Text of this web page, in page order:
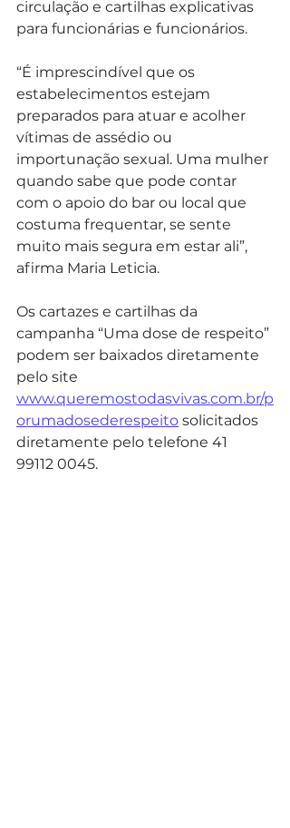
circulação e cartilhas explicativas
para funcionárias e funcionários.
“É imprescindível que os
estabelecimentos estejam
preparados para atuar e acolher
vítimas de assédio ou
importunação sexual. Uma mulher
quando sabe que pode contar
com o apoio do bar ou local que
costuma frequentar, se sente
muito mais segura em estar ali”,
afirma Maria Leticia.
Os cartazes e cartilhas da
campanha “Uma dose de respeito”
podem ser baixados diretamente
pelo site
www.queremostodasvivas.com.br/p
orumadosederespeito solicitados
diretamente pelo telefone 41
99112 0045.